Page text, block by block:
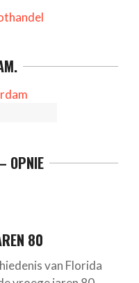
OPNIE
80
van Florida